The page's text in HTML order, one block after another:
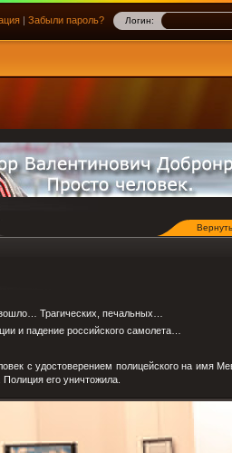
| Забыли пароль? Логин:
Трагических, печальных…
и падение российского самолета…
с удостоверением полицейского на имя
его уничтожила.